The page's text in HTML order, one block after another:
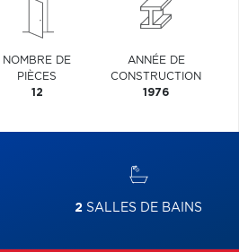
NOMBRE DE
PIÈCES
12
ANNÉE DE
CONSTRUCTION
1976
2 SALLES DE BAINS